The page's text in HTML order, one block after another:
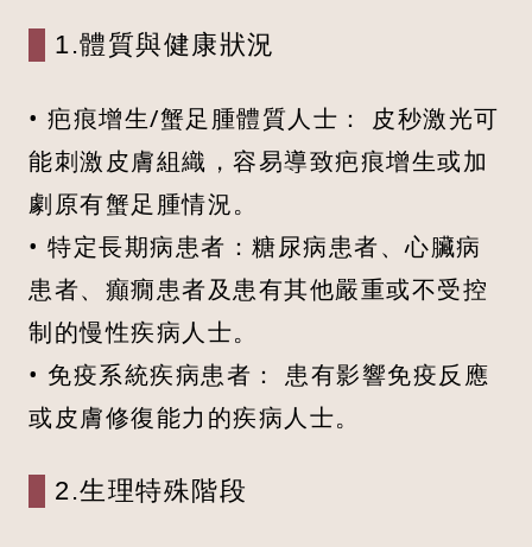
1.體質與健康狀況
• 疤痕增生/蟹足腫體質人士： 皮秒激光可
能刺激皮膚組織，容易導致疤痕增生或加
劇原有蟹足腫情況。
• 特定長期病患者：糖尿病患者、心臟病
患者、癲癇患者及患有其他嚴重或不受控
制的慢性疾病人士。
• 免疫系統疾病患者： 患有影響免疫反應
或皮膚修復能力的疾病人士。
2.生理特殊階段